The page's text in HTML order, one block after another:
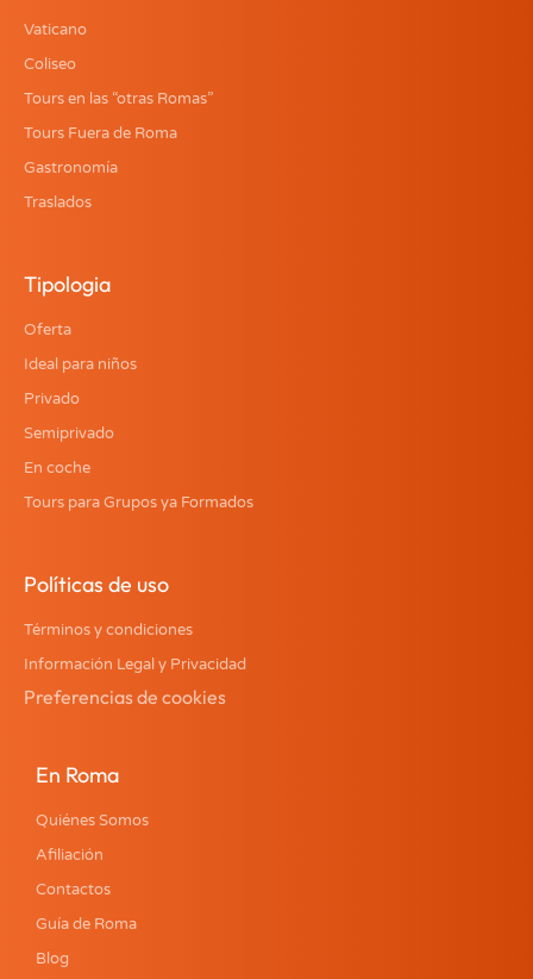
Vaticano
Coliseo
Tours en las “otras Romas”
Tours Fuera de Roma
Gastronomía
Traslados
Tipologia
Oferta
Ideal para niños
Privado
Semiprivado
En coche
Tours para Grupos ya Formados
Políticas de uso
Términos y condiciones
Información Legal y Privacidad
Preferencias de cookies
En Roma
Quiénes Somos
Afiliación
Contactos
Guía de Roma
Blog